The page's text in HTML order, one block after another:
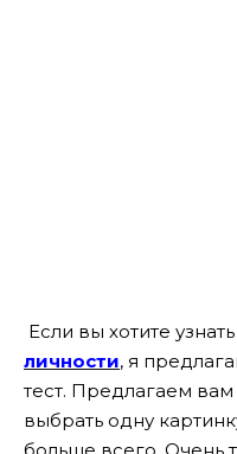
Если вы хотите
личности, я
тест. Предлагаем
выбрать одну